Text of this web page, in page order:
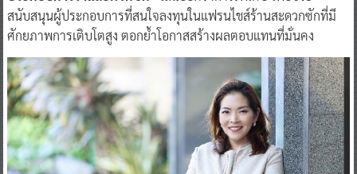
สนับสนุนผู้ประกอบการที่สนใจลงทุนในแฟรนไชส์ร้านสะดวกซักที่มี
ศักยภาพการเติบโตสูง ตอกย้ำโอกาสสร้างผลตอบแทนที่มั่นคง